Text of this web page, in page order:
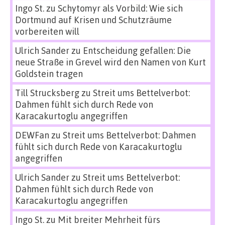
Ingo St.zu Schytomyr als Vorbild: Wie sich
Dortmund auf Krisen und Schutzräume
vorbereiten will
Ulrich Sanderzu Entscheidung gefallen: Die
neue Straße in Grevel wird den Namen von Kurt
Goldstein tragen
Till Strucksbergzu Streit ums Bettelverbot:
Dahmen fühlt sich durch Rede von
Karacakurtoglu angegriffen
DEWFan zu Streit ums Bettelverbot: Dahmen
fühlt sich durch Rede von Karacakurtoglu
angegriffen
Ulrich Sanderzu Streit ums Bettelverbot:
Dahmen fühlt sich durch Rede von
Karacakurtoglu angegriffen
Ingo St.zu Mit breiter Mehrheit fürs